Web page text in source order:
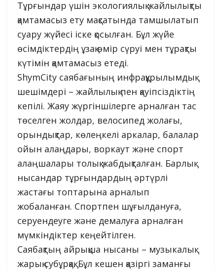
Тұрғындар үшін экологиялық жайлылықты
қамтамасыз ету мақсатында тамшылатып
суару жүйесі іске қосылған. Бұл жүйе
өсімдіктердің ұзақ өмір сүруі мен тұрақты
күтімін қамтамасыз етеді.
ShymCity саябағының инфрақұрылымдық
шешімдері – жайлылық пен қауіпсіздіктің
кепілі. Жаяу жүргіншілерге арналған тас
төселген жолдар, велосипед жолағы,
орындықтар, көлеңкелі аркалар, балалар
ойын алаңдары, воркаут және спорт
алаңшалары толық жабдықталған. Барлық
нысандар тұрғындардың әртүрлі
жастағы топтарына арналып
жобаланған. Спортпен шұғылдануға,
серуендеуге және демалуға арналған
мүмкіндіктер кеңейтілген.
Саябақтың айрықша нысаны – музыкалық
жарық субұрқақ. Бұл кешен қазіргі заманғы